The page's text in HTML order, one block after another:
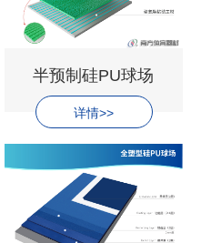
半预制硅PU球场
详情>>